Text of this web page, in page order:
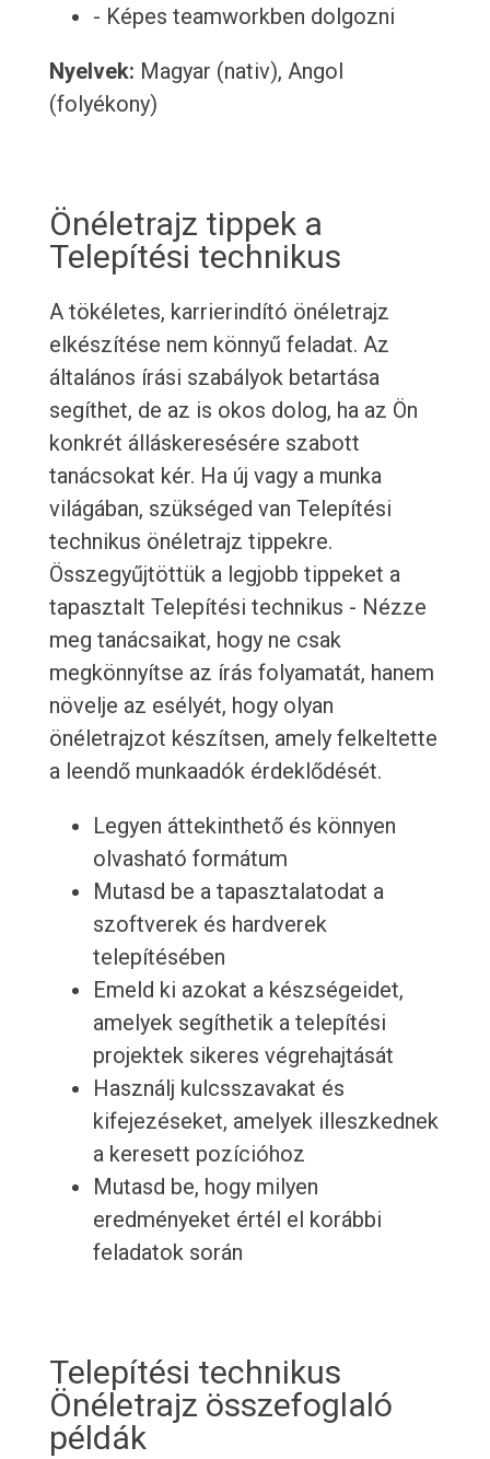
- Képes teamworkben dolgozni
Nyelvek: Magyar (nativ), Angol
(folyékony)
Önéletrajz tippek a
Telepítési technikus
A tökéletes, karrierindító önéletrajz
elkészítése nem könnyű feladat. Az
általános írási szabályok betartása
segíthet, de az is okos dolog, ha az Ön
konkrét álláskeresésére szabott
tanácsokat kér. Ha új vagy a munka
világában, szükséged van Telepítési
technikus önéletrajz tippekre.
Összegyűjtöttük a legjobb tippeket a
tapasztalt Telepítési technikus - Nézze
meg tanácsaikat, hogy ne csak
megkönnyítse az írás folyamatát, hanem
növelje az esélyét, hogy olyan
önéletrajzot készítsen, amely felkeltette
a leendő munkaadók érdeklődését.
Legyen áttekinthető és könnyen
olvasható formátum
Mutasd be a tapasztalatodat a
szoftverek és hardverek
telepítésében
Emeld ki azokat a készségeidet,
amelyek segíthetik a telepítési
projektek sikeres végrehajtását
Használj kulcsszavakat és
kifejezéseket, amelyek illeszkednek
a keresett pozícióhoz
Mutasd be, hogy milyen
eredményeket értél el korábbi
feladatok során
Telepítési technikus
Önéletrajz összefoglaló
példák